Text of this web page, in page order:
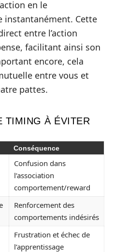
en le
instantanément. Cette
entre l’action
facilitant ainsi son
encore, cela
entre vous et
pattes.
TIMING À ÉVITER
Conséquence
Confusion dans
l’association
comportement/reward
Renforcement des
comportements indésirés
Frustration et échec de
l’apprentissage